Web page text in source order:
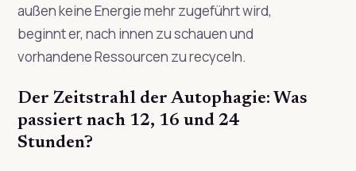
außen keine Energie mehr zugeführt wird,
beginnt er, nach innen zu schauen und
vorhandene Ressourcen zu recyceln.
Der Zeitstrahl der Autophagie: Was
passiert nach 12, 16 und 24
Stunden?